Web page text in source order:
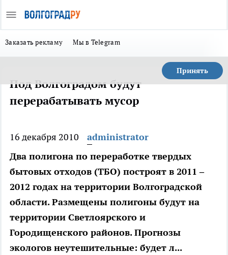
Заказать рекламу Мы в Telegram
Принять
Под Волгоградом будут
перерабатывать мусор
16 декабря 2010
administrator
Два полигона по переработке твердых
бытовых отходов (ТБО) построят в 2011 –
2012 годах на территории Волгоградской
области. Размещены полигоны будут на
территории Светлоярского и
Городищенского районов. Прогнозы
экологов неутешительные: будет л...